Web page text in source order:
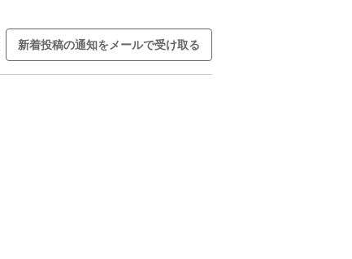
新着投稿の通知をメールで受け取る